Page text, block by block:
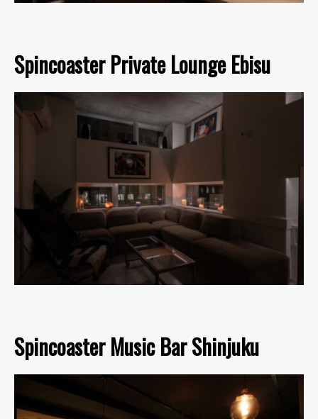
Spincoaster Private Lounge Ebisu
Spincoaster Music Bar Shinjuku